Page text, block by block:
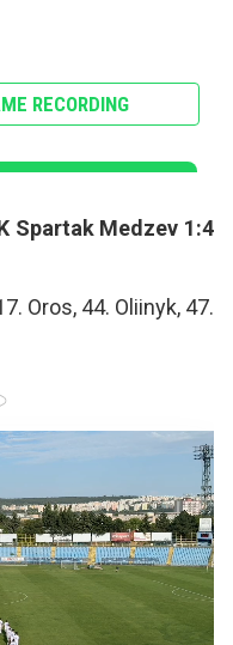
Spartak Medzev 1:4
Oros, 44. Oliinyk, 47.